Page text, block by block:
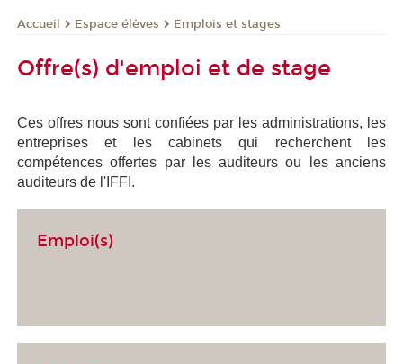
Accueil Espace élèves Emplois et stages
Offre(s) d'emploi et de stage
Ces offres nous sont confiées par les administrations, les
entreprises et les cabinets qui recherchent les
compétences offertes par les auditeurs ou les anciens
auditeurs de l'IFFI.
Emploi(s)